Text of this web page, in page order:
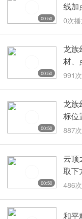
00:50
线加
0次
00:50
龙族
材、
991
00:50
龙族
标位
887
00:50
云顶
取下
486
和平